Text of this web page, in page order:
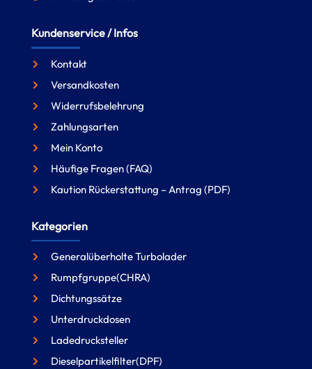
Kundenservice / Infos
Kontakt
Versandkosten
Widerrufsbelehrung
Zahlungsarten
Mein Konto
Häufige Fragen (FAQ)
Kaution Rückerstattung – Antrag (PDF)
Kategorien
Generalüberholte Turbolader
Rumpfgruppe(CHRA)
Dichtungssätze
Unterdruckdosen
Ladedrucksteller
Dieselpartikelfilter(DPF)